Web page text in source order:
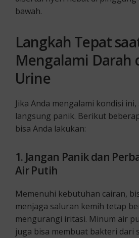
bawah.
Langkah Tepat
Mengalami Darah
Urine
Jika Anda mengalami kondisi
langsung panik. Berikut
bisa Anda lakukan:
1. Jangan Panik dan
Air Putih
Memenuhi kebutuhan cairan,
menjaga saluran kemih tetap
mengurangi iritasi. Minum air
juga bisa membuat bakteri dari